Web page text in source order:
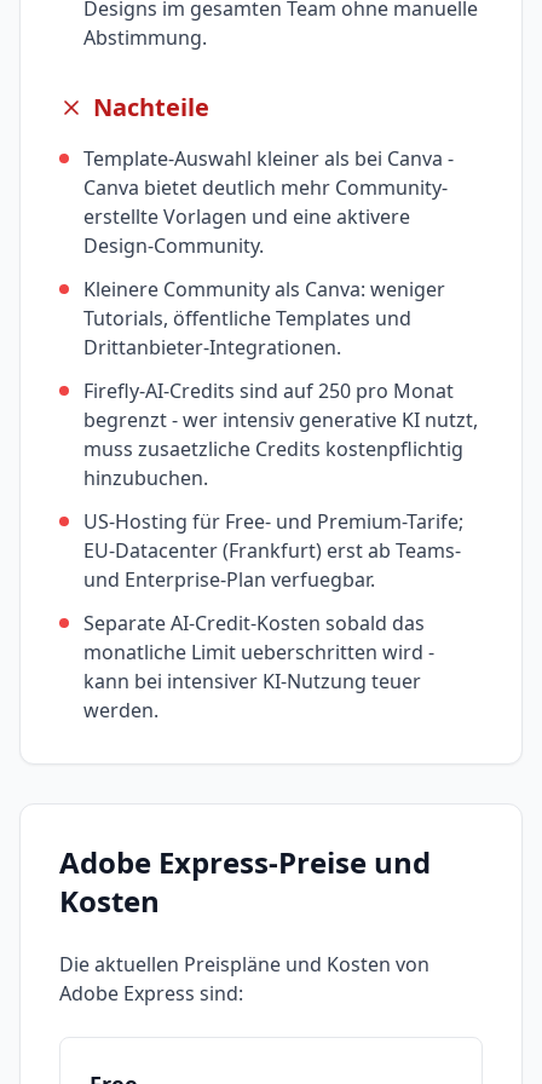
Designs im gesamten Team ohne manuelle
Abstimmung.
Nachteile
Template-Auswahl kleiner als bei Canva -
Canva bietet deutlich mehr Community-
erstellte Vorlagen und eine aktivere
Design-Community.
Kleinere Community als Canva: weniger
Tutorials, öffentliche Templates und
Drittanbieter-Integrationen.
Firefly-AI-Credits sind auf 250 pro Monat
begrenzt - wer intensiv generative KI nutzt,
muss zusaetzliche Credits kostenpflichtig
hinzubuchen.
US-Hosting für Free- und Premium-Tarife;
EU-Datacenter (Frankfurt) erst ab Teams-
und Enterprise-Plan verfuegbar.
Separate AI-Credit-Kosten sobald das
monatliche Limit ueberschritten wird -
kann bei intensiver KI-Nutzung teuer
werden.
Adobe Express-Preise und
Kosten
Die aktuellen Preispläne und Kosten von
Adobe Express sind: